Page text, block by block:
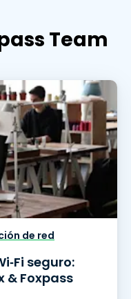
Team
de red
seguro:
& Foxpass